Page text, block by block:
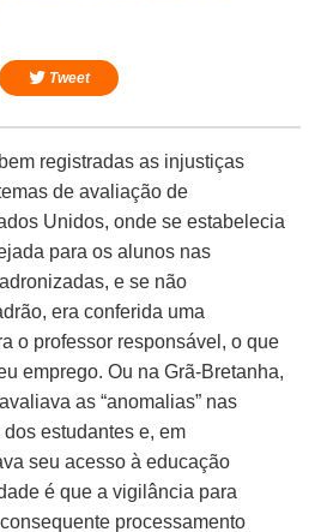
Tweet
registradas as injustiças
de avaliação de
Unidos, onde se estabelecia
para os alunos nas
e se não
era conferida uma
o professor responsável, o que
emprego. Ou na Grã-Bretanha,
avaliava as “anomalias” nas
estudantes e, em
seu acesso à educação
é que a vigilância para
processamento